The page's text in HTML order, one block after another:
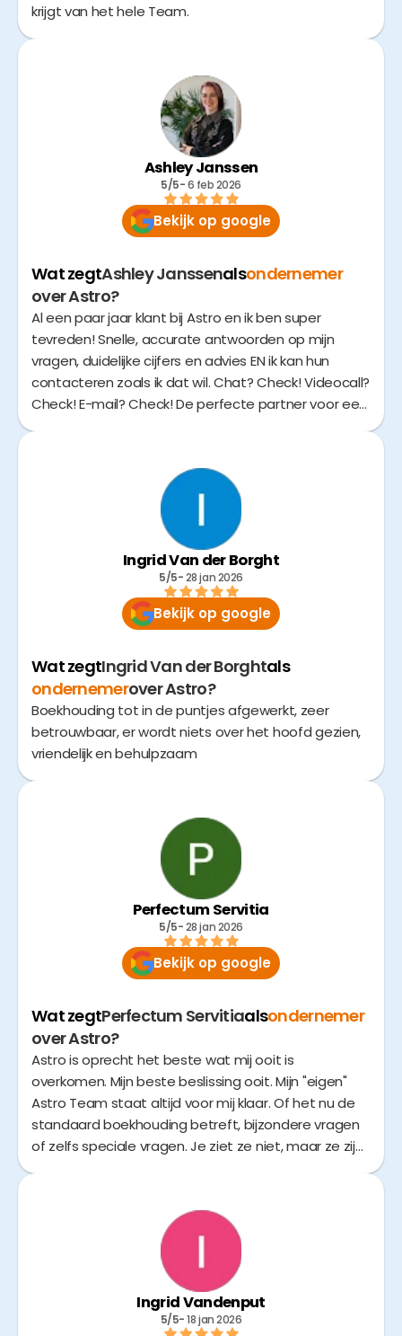
krijgt van het hele Team.
Ashley Janssen
5/5- 6 feb 2026
Bekijk op google
Wat zegtAshley Janssenalsondernemer
over Astro?
Al een paar jaar klant bij Astro en ik ben super
tevreden! Snelle, accurate antwoorden op mijn
vragen, duidelijke cijfers en advies EN ik kan hun
contacteren zoals ik dat wil. Chat? Check! Videocall?
Check! E-mail? Check! De perfecte partner voor een
Ingrid Van der Borght
5/5- 28 jan 2026
Bekijk op google
Wat zegtIngrid Van der Borghtals
ondernemerover Astro?
Boekhouding tot in de puntjes afgewerkt, zeer
betrouwbaar, er wordt niets over het hoofd gezien,
vriendelijk en behulpzaam
Perfectum Servitia
5/5- 28 jan 2026
Bekijk op google
Wat zegtPerfectum Servitiaalsondernemer
over Astro?
Astro is oprecht het beste wat mij ooit is
overkomen. Mijn beste beslissing ooit. Mijn "eigen"
Astro Team staat altijd voor mij klaar. Of het nu de
standaard boekhouding betreft, bijzondere vragen
of zelfs speciale vragen. Je ziet ze niet, maar ze zijn
advies op vragen. Geen vraag is te gek of ze duiken
erin. In 1 woord "Fantastisch". Stop met zoeken naar
boekhoudkantoor. Het antwoord is simpel, gewoon
Ingrid Vandenput
5/5- 18 jan 2026